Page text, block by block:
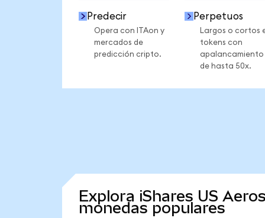
Predecir
Opera con ITAon y
mercados de
predicción cripto.
Perpetuos
Largos o cortos
tokens con
apalancamiento
de hasta 50x.
Explora iShares US
monedas populares